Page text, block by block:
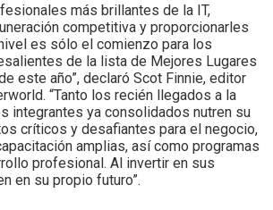
más brillantes de la IT,
competitiva y proporcionarles
es sólo el comienzo para los
de la lista de Mejores Lugares
este año”, declaró Scot Finnie, editor
“Tanto los recién llegados a la
integrantes ya consolidados nutren su
críticos y desafiantes para el negocio,
amplias, así como programas
profesional. Al invertir en sus
en su propio futuro”.